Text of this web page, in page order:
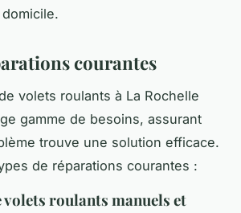
courantes
volets roulants à La Rochelle
gamme de besoins, assurant
trouve une solution efficace.
de réparations courantes :
volets roulants manuels et